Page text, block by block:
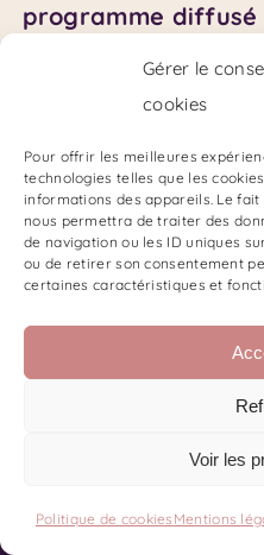
Gérer le
cookies
Pour offrir les meilleures
technologies telles que les
informations des appareils. Le
nous permettra de traiter des
de navigation ou les ID uniques
ou de retirer son consentement
certaines caractéristiques et
Voir les
Politique de cookies Mentions
programme diffusé
21 exercices de
21 exercices de
pratique
21 tappings de
d’activations